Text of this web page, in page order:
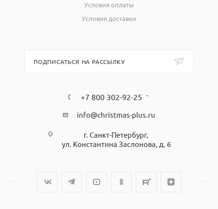
Условия оплаты
Условия доставки
ПОДПИСАТЬСЯ НА РАССЫЛКУ
+7 800 302-92-25
info@christmas-plus.ru
г. Санкт-Петербург,
ул. Константина Заслонова, д. 6